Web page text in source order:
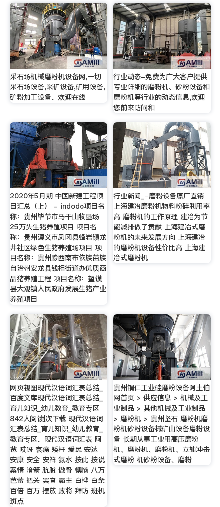
采石场机械磨粉机设备网,一切
采石场设备,采矿设备,矿用设备,
矿粉加工设备。欢迎在线
行业动态-免费为广大客户提供
专业详细的磨粉机、砂粉设备和
磨粉机等行业的动态信息,欢迎
您前来访问和
2020年5月期 中国新建工程项
目汇总（上） - indodo项目名
称：贵州毕节市马干山牧垦场
25万头生猪养殖项目 项目名
称：贵州遵义市凤冈县蜂岩镇龙
井社区绿色生猪养殖场项目 项
目名称：贵州黔西南布依族苗族
自治州安龙县钱相街道办优质商
品猪养殖工程 项目名称：望谟
县大观镇人民政府发展生猪产业
养殖项目
行业新闻_-磨粉设备原厂直销
上海建冶磨粉机物料粉碎利用率
高 磨粉机的工作原理 建冶为节
能减排做了贡献 上海建冶式磨
粉机的未来发展方向 上海建冶
的磨粉机设备性价比高 上海建
冶式磨粉机
网页视图现代汉语词汇表总结_
百度文库现代汉语词汇表总结_
育儿知识_幼儿教育_教育专区
842人阅读|次下载 现代汉语词
汇表总结_育儿知识_幼儿教育_
教育专区。现代汉语词汇表 阿
爸 哎呀 哀痛 矮杆 爱民 安达
安康 安全 安祥 氨水 按此 按说
案情 暗箭 肮脏 傲骨 懊恼 八万
芭蕾 把关 罢官 霸主 白桦 白条
百倍 百万 摆放 败将 拜访 班机
斑点
贵州铜仁工业硅磨粉设备阿土伯
网首页 > 供应信息 > 机械及工
业制品 > 其他机械及工业制品
> 磨粉机 > 贵州坚石 磨粉机磨
粉机砂粉设备械矿山设备磨粉设
备 长期从事工业用高压磨粉
机、磨粉机、磨粉机、立轴冲击
式磨粉 机砂粉设备、磨粉